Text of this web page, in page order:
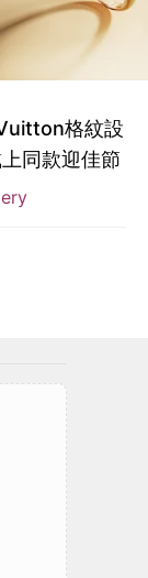
格紋設
同款迎佳節